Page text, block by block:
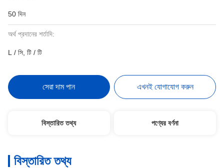
50 দিন
অর্থ প্রদানের শর্তাদি:
L / সি, টি / টি
সেরা দাম পান এখনই যোগাযোগ করুন
বিস্তারিত তথ্য পণ্যের বর্ণনা
বিস্তারিত তথ্য